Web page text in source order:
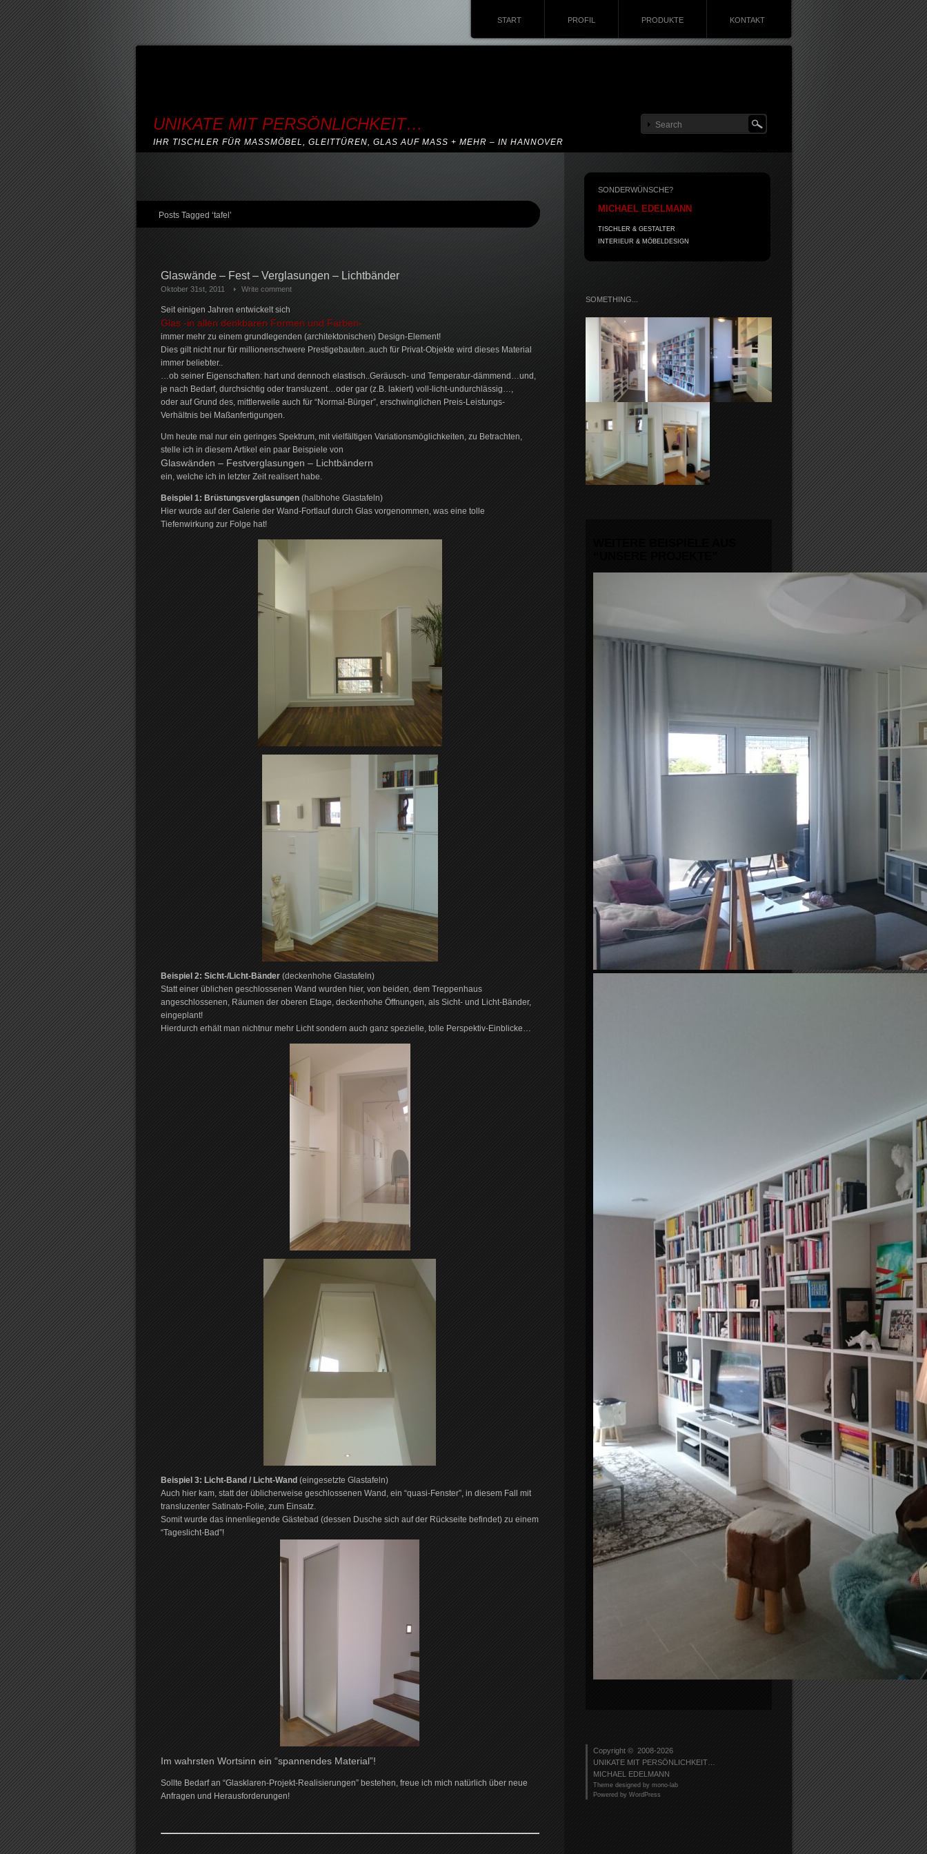
START PROFIL PRODUKTE KONTAKT
UNIKATE MIT PERSÖNLICHKEIT…
IHR TISCHLER FÜR MASSMÖBEL, GLEITTÜREN, GLAS AUF MASS + MEHR – IN HANNOVER
Posts Tagged ‘tafel’
Glaswände – Fest – Verglasungen – Lichtbänder
Oktober 31st, 2011 Write comment
Seit einigen Jahren entwickelt sich
Glas -in allen denkbaren Formen und Farben-
immer mehr zu einem grundlegenden (architektonischen) Design-Element!
Dies gilt nicht nur für millionenschwere Prestigebauten..auch für Privat-Objekte wird dieses Material
immer beliebter..
…ob seiner Eigenschaften: hart und dennoch elastisch..Geräusch- und Temperatur-dämmend…und,
je nach Bedarf, durchsichtig oder transluzent…oder gar (z.B. lakiert) voll-licht-undurchlässig…,
oder auf Grund des, mittlerweile auch für “Normal-Bürger”, erschwinglichen Preis-Leistungs-
Verhältnis bei Maßanfertigungen.
Um heute mal nur ein geringes Spektrum, mit vielfältigen Variationsmöglichkeiten, zu Betrachten,
stelle ich in diesem Artikel ein paar Beispiele von
Glaswänden – Festverglasungen – Lichtbändern
ein, welche ich in letzter Zeit realisert habe.
Beispiel 1: Brüstungsverglasungen(halbhohe Glastafeln)
Hier wurde auf der Galerie der Wand-Fortlauf durch Glas vorgenommen, was eine tolle
Tiefenwirkung zur Folge hat!
Beispiel 2: Sicht-/Licht-Bänder(deckenhohe Glastafeln)
Statt einer üblichen geschlossenen Wand wurden hier, von beiden, dem Treppenhaus
angeschlossenen, Räumen der oberen Etage, deckenhohe Öffnungen, als Sicht- und Licht-Bänder,
eingeplant!
Hierdurch erhält man nichtnur mehr Licht sondern auch ganz spezielle, tolle Perspektiv-Einblicke…
Beispiel 3: Licht-Band / Licht-Wand (eingesetzte Glastafeln)
Auch hier kam, statt der üblicherweise geschlossenen Wand, ein “quasi-Fenster”, in diesem Fall mit
transluzenter Satinato-Folie, zum Einsatz.
Somit wurde das innenliegende Gästebad (dessen Dusche sich auf der Rückseite befindet) zu einem
“Tageslicht-Bad”!
Im wahrsten Wortsinn ein “spannendes Material”!
Sollte Bedarf an “Glasklaren-Projekt-Realisierungen” bestehen, freue ich mich natürlich über neue
Anfragen und Herausforderungen!
SONDERWÜNSCHE?
MICHAEL EDELMANN
TISCHLER & GESTALTER
INTERIEUR & MÖBELDESIGN
SOMETHING...
Copyright © 2008-2026
UNIKATE MIT PERSÖNLICHKEIT…
MICHAEL EDELMANN
Theme designed by mono-lab
Powered by WordPress